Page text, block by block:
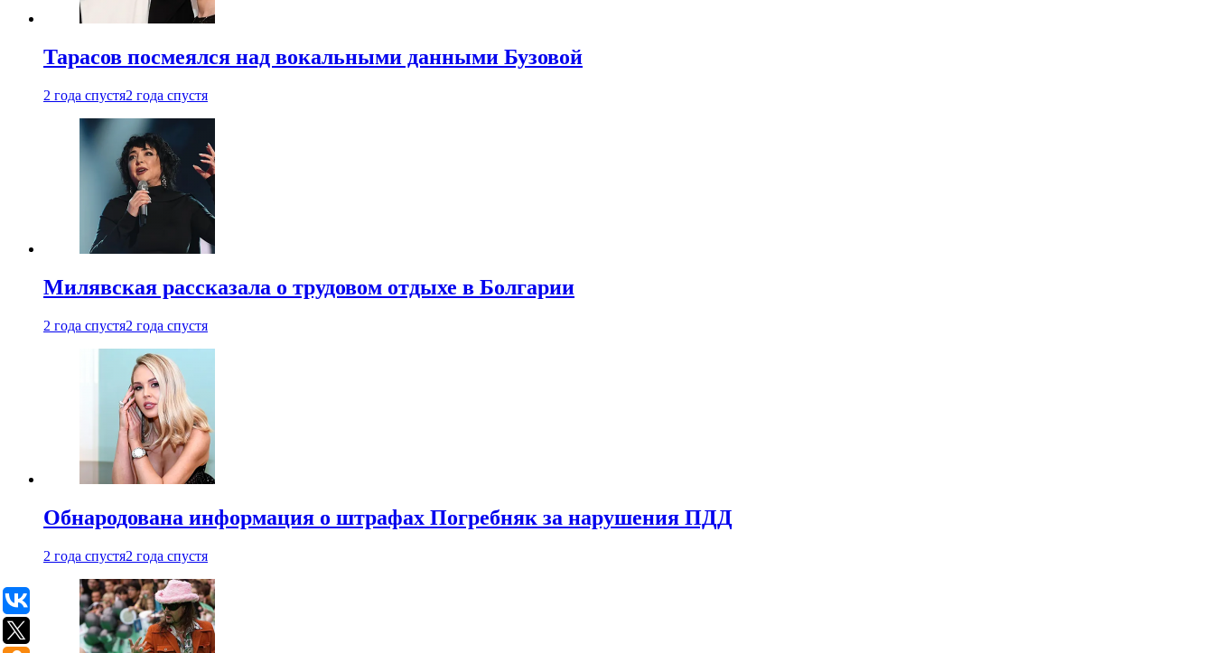
Тарасов посмеялся над вокальными данными Бузовой
2 года спустя2 года спустя
Милявская рассказала о трудовом отдыхе в Болгарии
2 года спустя2 года спустя
Обнародована информация о штрафах Погребняк за нарушения ПДД
2 года спустя2 года спустя